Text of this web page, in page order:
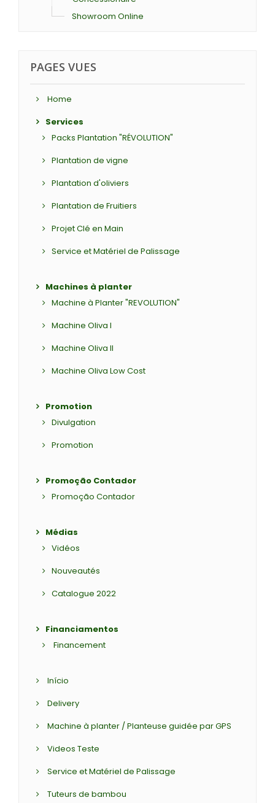
Showroom Online
PAGES VUES
Home
Services
Packs Plantation "RÉVOLUTION"
Plantation de vigne
Plantation d'oliviers
Plantation de Fruitiers
Projet Clé en Main
Service et Matériel de Palissage
Machines à planter
Machine à Planter "REVOLUTION"
Machine Oliva I
Machine Oliva II
Machine Oliva Low Cost
Promotion
Divulgation
Promotion
Promoção Contador
Promoção Contador
Médias
Vidéos
Nouveautés
Catalogue 2022
Financiamentos
Financement
Início
Delivery
Machine à planter / Planteuse guidée par GPS
Videos Teste
Service et Matériel de Palissage
Tuteurs de bambou